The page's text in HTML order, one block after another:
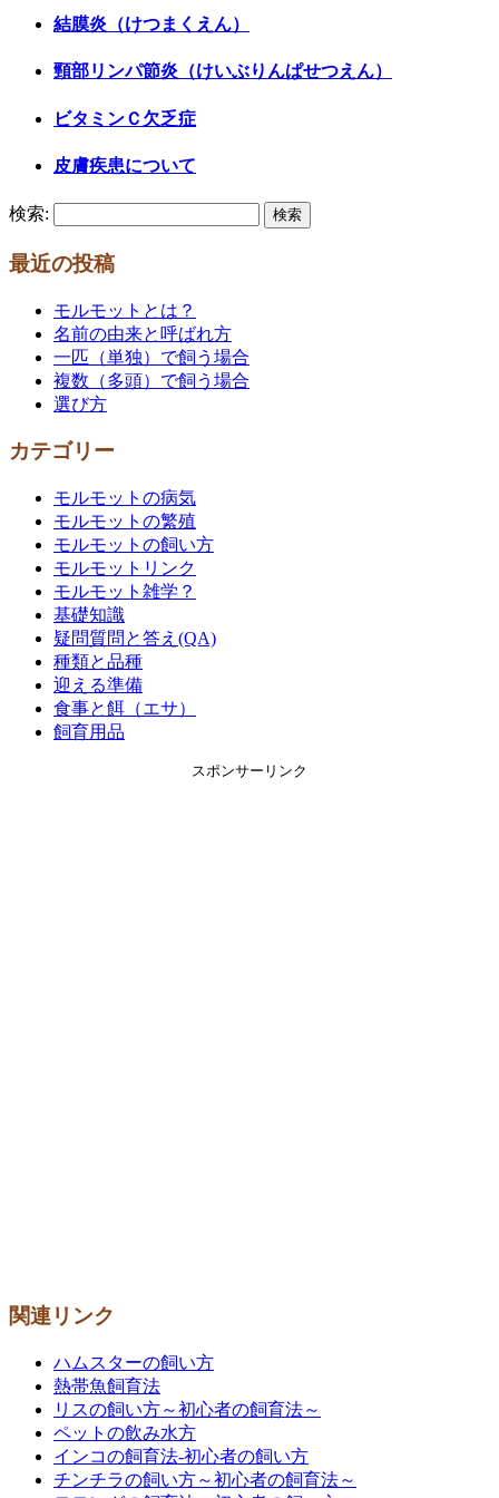
結膜炎（けつまくえん）
頸部リンパ節炎（けいぶりんぱせつえん）
ビタミンＣ欠乏症
皮膚疾患について
検索:
最近の投稿
モルモットとは？
名前の由来と呼ばれ方
一匹（単独）で飼う場合
複数（多頭）で飼う場合
選び方
カテゴリー
モルモットの病気
モルモットの繁殖
モルモットの飼い方
モルモットリンク
モルモット雑学？
基礎知識
疑問質問と答え(QA)
種類と品種
迎える準備
食事と餌（エサ）
飼育用品
スポンサーリンク
関連リンク
ハムスターの飼い方
熱帯魚飼育法
リスの飼い方～初心者の飼育法～
ペットの飲み水方
インコの飼育法-初心者の飼い方
チンチラの飼い方～初心者の飼育法～